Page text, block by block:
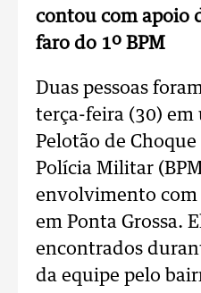
contou com apoio
faro do 1º BPM
Duas pessoas
terça-feira (30) em
Pelotão de
Polícia Militar
envolvimento com
em Ponta Grossa.
encontrados
da equipe pelo